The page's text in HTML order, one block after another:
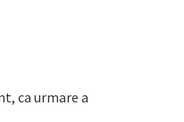
ca urmare a